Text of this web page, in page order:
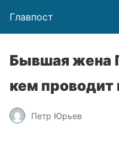
Главпост
Бывшая жена
кем
Петр Юрьев